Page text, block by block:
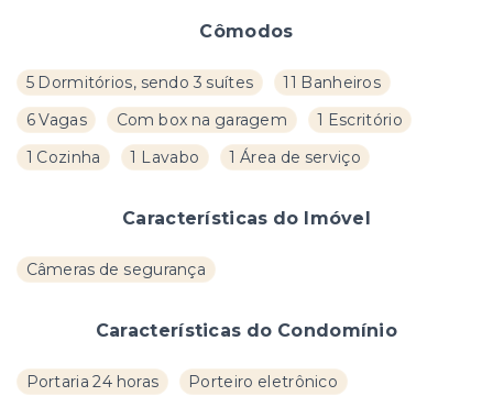
Cômodos
5 Dormitórios, sendo 3 suítes
11 Banheiros
6 Vagas
Com box na garagem
1 Escritório
1 Cozinha
1 Lavabo 1 Área de serviço
Características do Imóvel
Câmeras de segurança
Características do Condomínio
Portaria 24 horas Porteiro eletrônico